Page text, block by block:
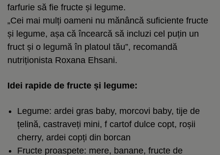
farfurie să fie fructe și legume.
„Cei mai mulți oameni nu mănâncă suficiente fructe
și legume, așa că încearcă să incluzi cel puțin un
fruct și o legumă în platoul tău”, recomandă
nutriționista Roxana Ehsani.
Idei rapide de fructe și legume:
Legume: ardei gras baby, morcovi baby, tije de
țelină, castraveți mini, f cartof dulce copt, roșii
cherry, ardei copți din borcan
Fructe proaspete: mere, banane, fructe de